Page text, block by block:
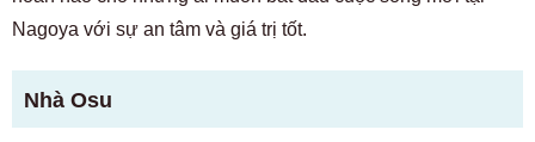
Nagoya với sự an tâm và giá trị tốt.
Nhà Osu